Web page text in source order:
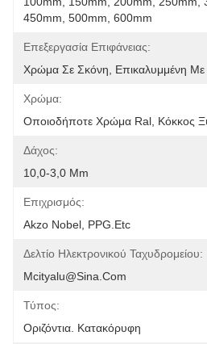
450mm, 500mm, 600mm
Επεξεργασία Επιφάνειας:
Χρώμα Σε Σκόνη, Επικαλυμμένη Με
Χρώμα:
Οποιοδήποτε Χρώμα Ral, Κόκκος
Δάχος:
10,0-3,0 Mm
Επιχρισμός:
Akzo Nobel, PPG.etc
Δελτίο Ηλεκτρονικού Ταχυδρομείου:
Mcityalu@sina.com
Τύπος:
Οριζόντια. Κατακόρυφη